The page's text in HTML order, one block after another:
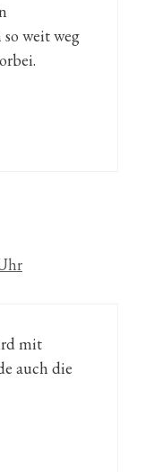
weit weg
mit
auch die